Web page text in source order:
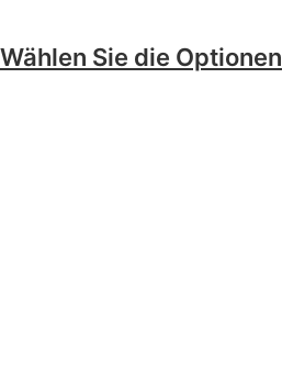
Wählen Sie die Optionen